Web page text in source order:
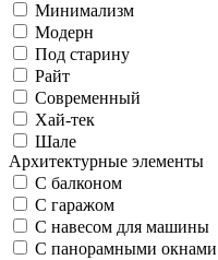
Минимализм
Модерн
Под старину
Райт
Современный
Хай-тек
Шале
Архитектурные элементы
С балконом
С гаражом
С навесом для машины
С панорамными окнами